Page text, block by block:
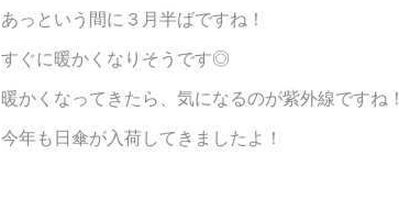
あっという間に３月半ばですね！
すぐに暖かくなりそうです◎
暖かくなってきたら、気になるのが紫外線ですね！
今年も日傘が入荷してきましたよ！